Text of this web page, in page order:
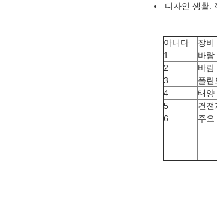
디자인 생활:
아니다 장비
1
바람
2
바람
3
폴란
4
태양
5
건전
6
주요